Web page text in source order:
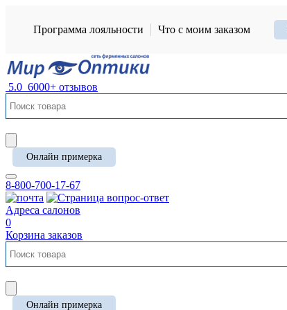
Программа лояльности Что с моим заказом
5.0 6000+ отзывов
Онлайн примерка
8-800-700-17-67
Адреса салонов
0
Корзина заказов
Онлайн примерка